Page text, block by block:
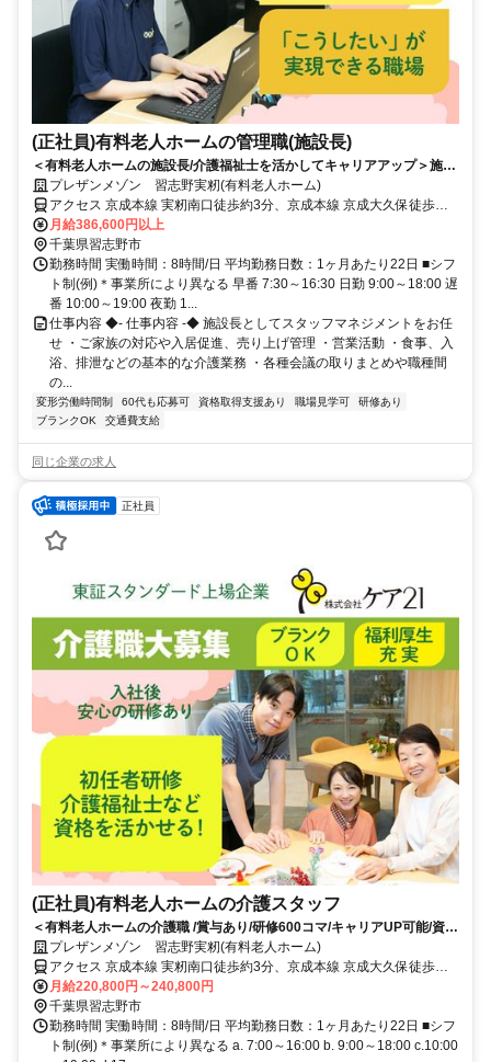
(正社員)有料老人ホームの管理職(施設長)
＜有料老人ホームの施設長/介護福祉士を活かしてキャリアアップ＞施設
長として勤務されたい方/人を大事にする会社
プレザンメゾン 習志野実籾(有料老人ホーム)
アクセス 京成本線 実籾南口徒歩約3分、京成本線 京成大久保徒歩約
28分、京成本線 八千代台西口徒歩約38分 京成本線「実籾」駅から徒
歩約4分
月給386,600円以上
千葉県習志野市
勤務時間 実働時間：8時間/日 平均勤務日数：1ヶ月あたり22日 ■シフ
ト制(例)＊事業所により異なる 早番 7:30～16:30 日勤 9:00～18:00 遅
番 10:00～19:00 夜勤 1...
仕事内容 ◆- 仕事内容 -◆ 施設長としてスタッフマネジメントをお任
せ ・ご家族の対応や入居促進、売り上げ管理 ・営業活動 ・食事、入
浴、排泄などの基本的な介護業務 ・各種会議の取りまとめや職種間
の...
変形労働時間制 60代も応募可 資格取得支援あり 職場見学可
研修あり
ブランクOK
交通費支給
同じ企業の求人
正社員
(正社員)有料老人ホームの介護スタッフ
＜有料老人ホームの介護職 /賞与あり/研修600コマ/キャリアUP可能/資格
取得支援あり＞残業月5.7時間以内/記録システムの導入で業務負担を軽
減！介護業務に専念できる環境★キャリアUPもマイペースに働きたいも
叶う
プレザンメゾン 習志野実籾(有料老人ホーム)
アクセス 京成本線 実籾南口徒歩約3分、京成本線 京成大久保徒歩約
28分、京成本線 八千代台西口徒歩約38分 京成本線「実籾」駅から徒
歩約4分
月給220,800円～240,800円
千葉県習志野市
勤務時間 実働時間：8時間/日 平均勤務日数：1ヶ月あたり22日 ■シフ
ト制(例)＊事業所により異なる a. 7:00～16:00 b. 9:00～18:00 c.10:00